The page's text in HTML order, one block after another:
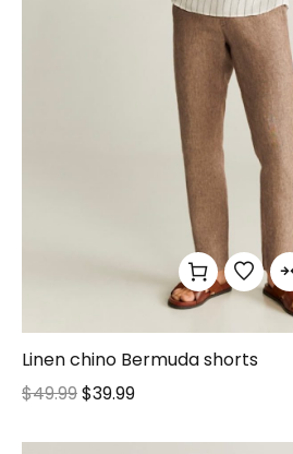
Linen chino Bermuda shorts
$49.99$39.99